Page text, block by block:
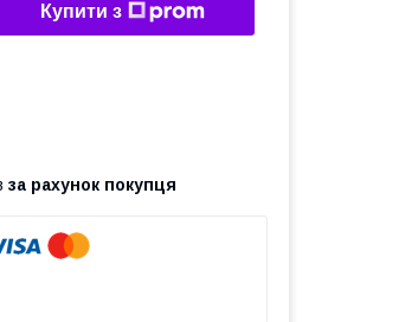
Купити з
за рахунок покупця